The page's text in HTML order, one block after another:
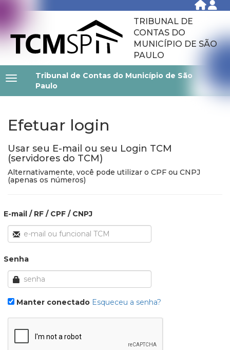
TRIBUNAL DE
CONTAS DO
MUNICÍPIO DE SÃO
PAULO
Tribunal de Contas do Município de São
Paulo
Efetuar login
Usar seu E-mail ou seu Login TCM
(servidores do TCM)
Alternativamente, você pode utilizar o CPF ou CNPJ
(apenas os números)
E-mail / RF / CPF / CNPJ
Senha
Manter conectado Esqueceu a senha?